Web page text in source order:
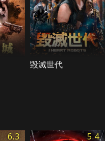
毀滅世代
6.3 5.4